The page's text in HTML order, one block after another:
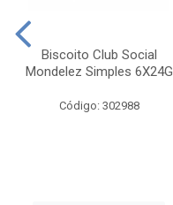
Biscoito Club Social
Mondelez Simples 6X24G
Código: 302988